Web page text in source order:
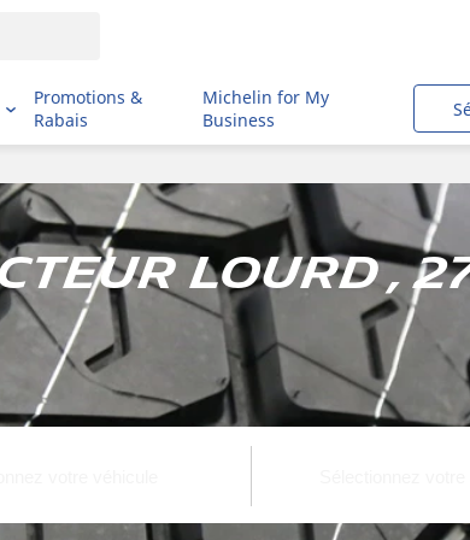
Promotions &
Rabais
Michelin for My
Business
lourd ,